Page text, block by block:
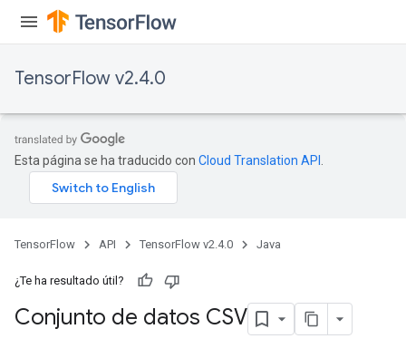
TensorFlow v2.4.0
Esta página se ha traducido con Cloud Translation API
TensorFlow API TensorFlow v2.4.0 Java
¿Te ha resultado útil?
Conjunto de datos CSV